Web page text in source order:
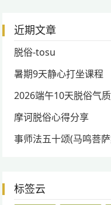
近期文章
脱俗-tosu
暑期9天静心打坐课程
2026端午10天脱俗气
摩诃脱俗心得分享
事师法五十颂(马鸣菩
标签云